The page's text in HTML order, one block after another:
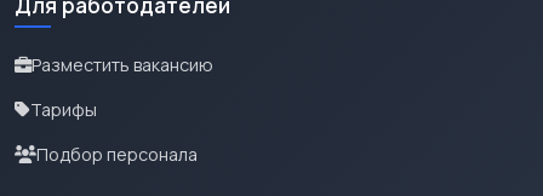
Разместить вакансию
Тарифы
Подбор персонала